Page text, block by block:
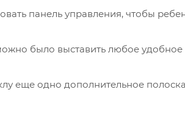
панель управления, чтобы
было выставить любое
еще одно дополнительное